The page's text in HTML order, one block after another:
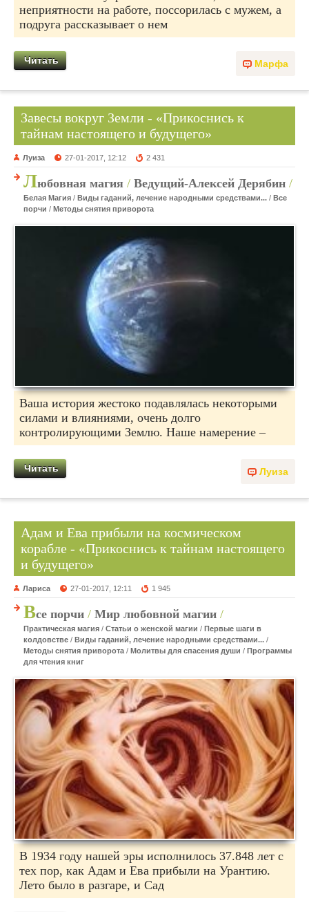
неприятности на работе, поссорилась с мужем, а
подруга рассказывает о нем
Марфа
Читать
Завесы вокруг Земли - «Прикоснись к
тайнам настоящего и будущего»
Луиза 27-01-2017, 12:12 2 431
Любовная магия / Ведущий-Алексей Дерябин /
Белая Магия / Виды гаданий, лечение народными средствами... / Все
порчи / Методы снятия приворота
Ваша история жестоко подавлялась некоторыми
силами и влияниями, очень долго
контролирующими Землю. Наше намерение –
Луиза
Читать
Адам и Ева прибыли на космическом
корабле - «Прикоснись к тайнам настоящего
и будущего»
Лариса 27-01-2017, 12:11 1 945
Все порчи / Мир любовной магии /
Практическая магия / Статьи о женской магии / Первые шаги в
колдовстве / Виды гаданий, лечение народными средствами... /
Методы снятия приворота / Молитвы для спасения души / Программы
для чтения книг
В 1934 году нашей эры исполнилось 37.848 лет с
тех пор, как Адам и Ева прибыли на Урантию.
Лето было в разгаре, и Сад